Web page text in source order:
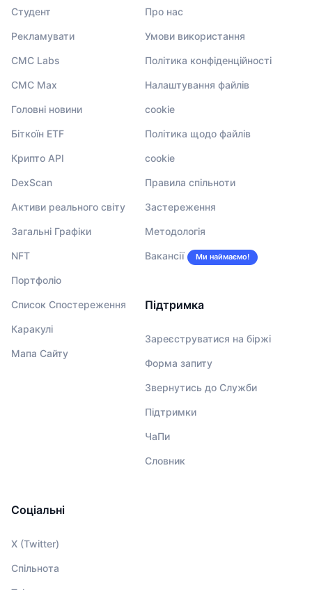
Студент
Рекламувати
CMC Labs
CMC Max
Головні новини
Біткоїн ETF
Крипто API
DexScan
Активи реального світу
Загальні Графіки
NFT
Портфоліо
Список Спостереження
Каракулі
Мапа Сайту
Про нас
Умови використання
Політика конфіденційності
Налаштування файлів
cookie
Політика щодо файлів
cookie
Правила спільноти
Застереження
Методологія
Вакансії Ми наймаємо!
Підтримка
Зареєструватися на біржі
Форма запиту
Звернутись до Служби
Підтримки
ЧаПи
Словник
Соціальні
X (Twitter)
Спільнота